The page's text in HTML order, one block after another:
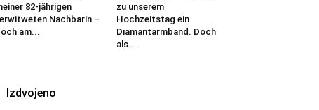
82-jährigen
Nachbarin –
am...
zu unserem
Hochzeitstag ein
Diamantarmband. Doch
als...
Izdvojeno